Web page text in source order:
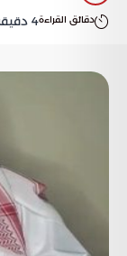
دقائق القراءة4